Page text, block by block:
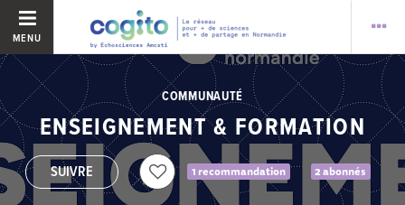
MENU
COMMUNAUTÉ
ENSEIGNEMENT & FORMATION
1 recommandation 2 abonnés